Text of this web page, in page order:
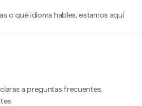
o qué idioma hables, estamos aquí
a preguntas frecuentes,